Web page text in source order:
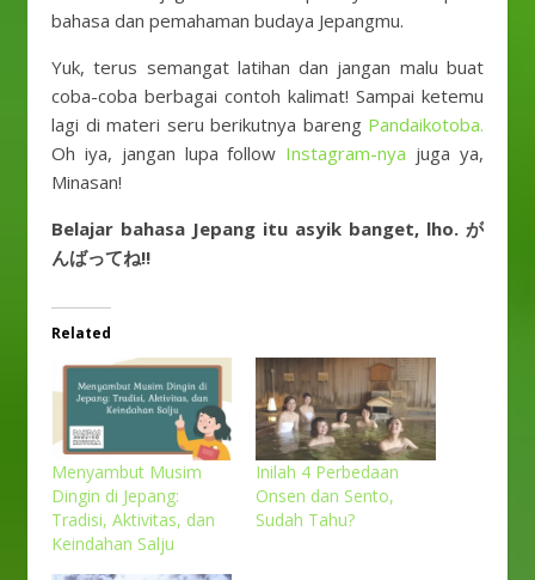
bahasa dan pemahaman budaya Jepangmu.
Yuk, terus semangat latihan dan jangan malu buat
coba-coba berbagai contoh kalimat! Sampai ketemu
lagi di materi seru berikutnya bareng Pandaikotoba.
Oh iya, jangan lupa follow Instagram-nya juga ya,
Minasan!
Belajar bahasa Jepang itu asyik banget, lho. が
んばってね!!
Related
Menyambut Musim
Dingin di Jepang:
Tradisi, Aktivitas, dan
Keindahan Salju
Inilah 4 Perbedaan
Onsen dan Sento,
Sudah Tahu?